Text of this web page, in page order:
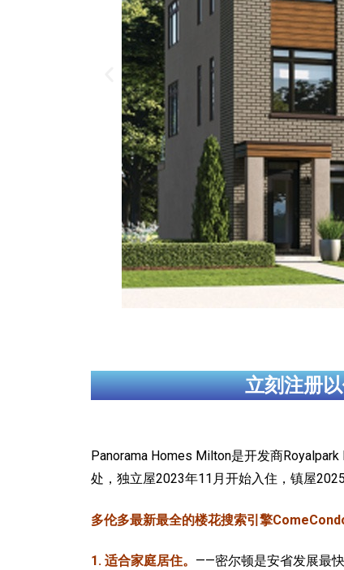
立刻注册
Panorama Homes Milton是开发商
处，独立屋2023年11月开始入住，镇屋
多伦多最新最全的楼花搜索引擎
1. 适合家庭居住。 ——密尔顿是安省发展最